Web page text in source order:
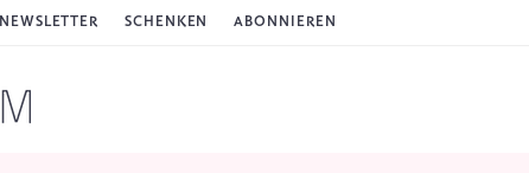
NEWSLETTER SCHENKEN ABONNIEREN